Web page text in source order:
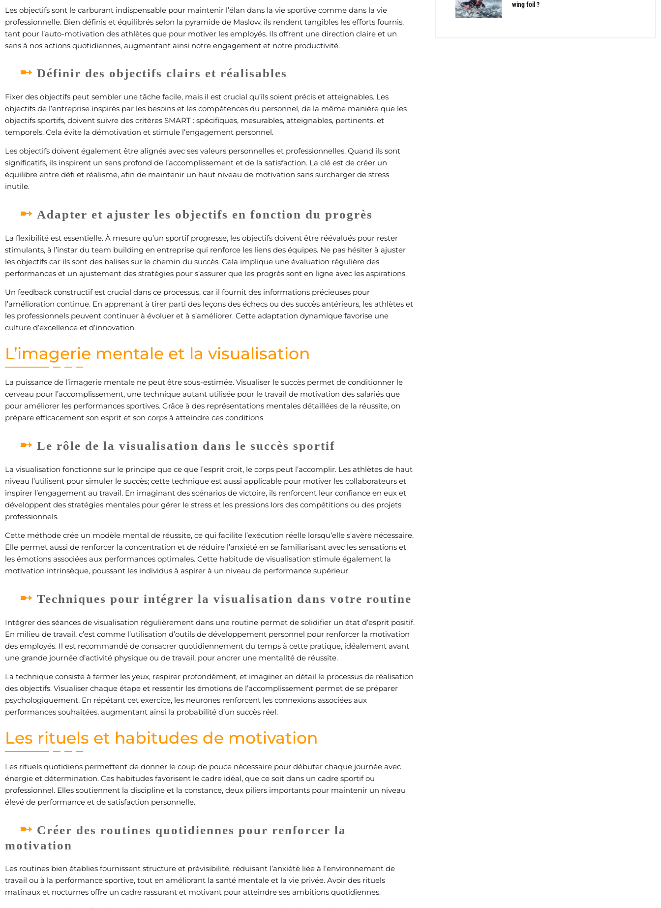
Les objectifs sont le carburant indispensable pour maintenir l’élan dans la vie sportive comme dans la vie
professionnelle. Bien définis et équilibrés selon la pyramide de Maslow, ils rendent tangibles les efforts fournis,
tant pour l’auto-motivation des athlètes que pour motiver les employés. Ils offrent une direction claire et un
sens à nos actions quotidiennes, augmentant ainsi notre engagement et notre productivité.
Définir des objectifs clairs et réalisables
Fixer des objectifs peut sembler une tâche facile, mais il est crucial qu’ils soient précis et atteignables. Les
objectifs de l’entreprise inspirés par les besoins et les compétences du personnel, de la même manière que les
objectifs sportifs, doivent suivre des critères SMART : spécifiques, mesurables, atteignables, pertinents, et
temporels. Cela évite la démotivation et stimule l’engagement personnel.
Les objectifs doivent également être alignés avec ses valeurs personnelles et professionnelles. Quand ils sont
significatifs, ils inspirent un sens profond de l’accomplissement et de la satisfaction. La clé est de créer un
équilibre entre défi et réalisme, afin de maintenir un haut niveau de motivation sans surcharger de stress
inutile.
Adapter et ajuster les objectifs en fonction du progrès
La flexibilité est essentielle. À mesure qu’un sportif progresse, les objectifs doivent être réévalués pour rester
stimulants, à l’instar du team building en entreprise qui renforce les liens des équipes. Ne pas hésiter à ajuster
les objectifs car ils sont des balises sur le chemin du succès. Cela implique une évaluation régulière des
performances et un ajustement des stratégies pour s’assurer que les progrès sont en ligne avec les aspirations.
Un feedback constructif est crucial dans ce processus, car il fournit des informations précieuses pour
l’amélioration continue. En apprenant à tirer parti des leçons des échecs ou des succès antérieurs, les athlètes et
les professionnels peuvent continuer à évoluer et à s’améliorer. Cette adaptation dynamique favorise une
culture d’excellence et d’innovation.
L’imagerie mentale et la visualisation
La puissance de l’imagerie mentale ne peut être sous-estimée. Visualiser le succès permet de conditionner le
cerveau pour l’accomplissement, une technique autant utilisée pour le travail de motivation des salariés que
pour améliorer les performances sportives. Grâce à des représentations mentales détaillées de la réussite, on
prépare efficacement son esprit et son corps à atteindre ces conditions.
Le rôle de la visualisation dans le succès sportif
La visualisation fonctionne sur le principe que ce que l’esprit croit, le corps peut l’accomplir. Les athlètes de haut
niveau l’utilisent pour simuler le succès; cette technique est aussi applicable pour motiver les collaborateurs et
inspirer l’engagement au travail. En imaginant des scénarios de victoire, ils renforcent leur confiance en eux et
développent des stratégies mentales pour gérer le stress et les pressions lors des compétitions ou des projets
professionnels.
Cette méthode crée un modèle mental de réussite, ce qui facilite l’exécution réelle lorsqu’elle s’avère nécessaire.
Elle permet aussi de renforcer la concentration et de réduire l’anxiété en se familiarisant avec les sensations et
les émotions associées aux performances optimales. Cette habitude de visualisation stimule également la
motivation intrinsèque, poussant les individus à aspirer à un niveau de performance supérieur.
Techniques pour intégrer la visualisation dans votre routine
Intégrer des séances de visualisation régulièrement dans une routine permet de solidifier un état d’esprit positif.
En milieu de travail, c’est comme l’utilisation d’outils de développement personnel pour renforcer la motivation
des employés. Il est recommandé de consacrer quotidiennement du temps à cette pratique, idéalement avant
une grande journée d’activité physique ou de travail, pour ancrer une mentalité de réussite.
La technique consiste à fermer les yeux, respirer profondément, et imaginer en détail le processus de réalisation
des objectifs. Visualiser chaque étape et ressentir les émotions de l’accomplissement permet de se préparer
psychologiquement. En répétant cet exercice, les neurones renforcent les connexions associées aux
performances souhaitées, augmentant ainsi la probabilité d’un succès réel.
Les rituels et habitudes de motivation
Les rituels quotidiens permettent de donner le coup de pouce nécessaire pour débuter chaque journée avec
énergie et détermination. Ces habitudes favorisent le cadre idéal, que ce soit dans un cadre sportif ou
professionnel. Elles soutiennent la discipline et la constance, deux piliers importants pour maintenir un niveau
élevé de performance et de satisfaction personnelle.
Créer des routines quotidiennes pour renforcer la
motivation
Les routines bien établies fournissent structure et prévisibilité, réduisant l’anxiété liée à l’environnement de
travail ou à la performance sportive, tout en améliorant la santé mentale et la vie privée. Avoir des rituels
matinaux et nocturnes offre un cadre rassurant et motivant pour atteindre ses ambitions quotidiennes.
wing foil ?